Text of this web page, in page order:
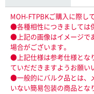
MOH-FTPBKご購入に際し
●各種相性につきましては
●上記の画像はイメージで
場合がございます。
●上記仕様は参考仕様とな
ていだだきますようお願い
●一般的にバルク品とは、
いない簡易包装の商品とな